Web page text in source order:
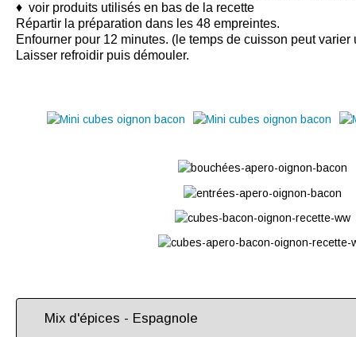
♦ voir produits utilisés en bas de la recette
Répartir la préparation dans les 48 empreintes.
Enfourner pour 12 minutes. (le temps de cuisson peut
Laisser refroidir puis démouler.
Mix d'épices - Espagnole